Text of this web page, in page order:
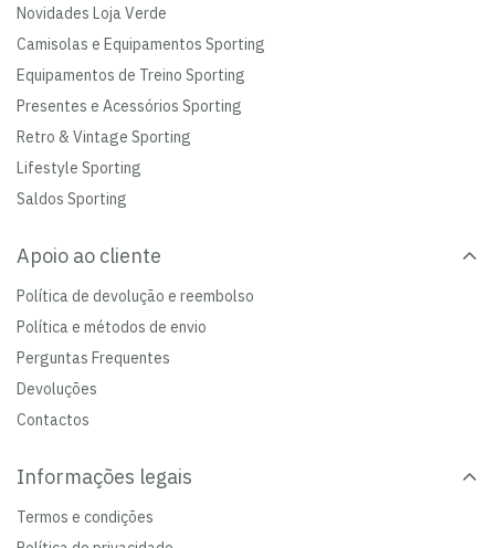
Novidades Loja Verde
Camisolas e Equipamentos Sporting
Equipamentos de Treino Sporting
Presentes e Acessórios Sporting
Retro & Vintage Sporting
Lifestyle Sporting
Saldos Sporting
Apoio ao cliente
Política de devolução e reembolso
Política e métodos de envio
Perguntas Frequentes
Devoluções
Contactos
Informações legais
Termos e condições